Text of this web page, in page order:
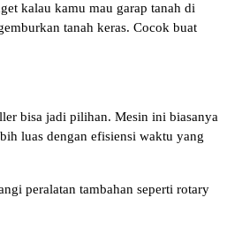
kalau kamu mau garap tanah di
tanah keras. Cocok buat
bisa jadi pilihan. Mesin ini biasanya
luas dengan efisiensi waktu yang
peralatan tambahan seperti rotary